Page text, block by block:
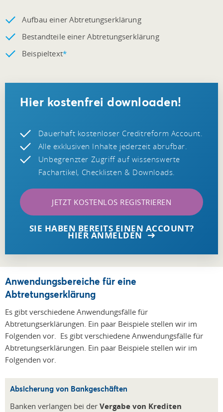
Aufbau einer Abtretungserklärung
Bestandteile einer Abtretungserklärung
Beispieltext*
Hier kostenfrei downloaden!
Dauerhaft kostenloser Creditreform Account.
Alle exklusiven Inhalte jederzeit abrufbar.
Unbegrenzter Zugriff auf wissenswerte
Fachartikel, Checklisten & Downloads.
JETZT KOSTENLOS REGISTRIEREN
SIE HABEN BEREITS EINEN ACCOUNT?
HIER ANMELDEN
Anwendungsbereiche für eine
Abtretungserklärung
Es gibt verschiedene Anwendungsfälle für
Abtretungserklärungen. Ein paar Beispiele stellen wir im
Folgenden vor. Es gibt verschiedene Anwendungsfälle für
Abtretungserklärungen. Ein paar Beispiele stellen wir im
Folgenden vor.
Absicherung von Bankgeschäften
Banken verlangen bei der Vergabe von Krediten